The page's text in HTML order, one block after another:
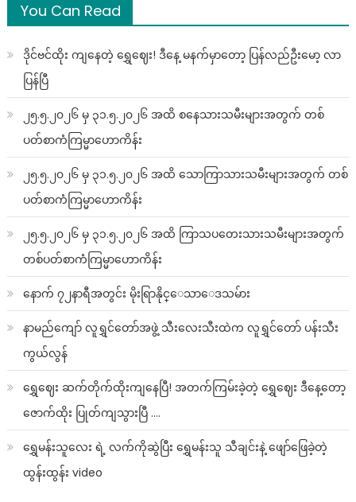
You Can Read
ဒိုင်ဗင်ထိုး ကျနေတဲ့ ရွှေဈေး! ဒီနေ့ မနက်မှာတော့ ပြန်လည်ဦးမော့ လာ
ပြန်ပြီ
၂၅.၅.၂၀၂၆ မှ ၃၁.၅.၂၀၂၆ အထိ စနေသားသမီးများအတွက် တစ်
ပတ်စာကံကြမ္မာဟောကိန်း
၂၅.၅.၂၀၂၆ မှ ၃၁.၅.၂၀၂၆ အထိ သောကြာသားသမီးများအတွက် တစ်
ပတ်စာကံကြမ္မာဟောကိန်း
၂၅.၅.၂၀၂၆ မှ ၃၁.၅.၂၀၂၆ အထိ ကြာသပတေးသားသမီးများအတွက်
တစ်ပတ်စာကံကြမ္မာဟောကိန်း
နောက် ၇၂နာရီအတွင်း မိုးရြာနိုင္ေသာေဒသမ်ား
နာမည်ကျော် လူရွှင်တော်အဖွဲ့ သီးလေးသီးထဲက လူရွှင်တော် ပန်းသီး
ကွယ်လွန်
ရွှေဈေး ဆက်တိုက်ထိုးကျနေပြီ! အတက်ကြမ်းခဲ့တဲ့ ရွှေဈေး ဒီနေ့တော့
ဇောက်ထိုး ပြုတ်ကျသွားပြီ ….
ရွှေမန်းသူလေး ရဲ့ လက်ကိုဆွဲပြီး ရွှေမန်းသူ သီချင်းနဲ့ ဖျော်ဖြေခဲ့တဲ့
ထွန်းထွန်း video